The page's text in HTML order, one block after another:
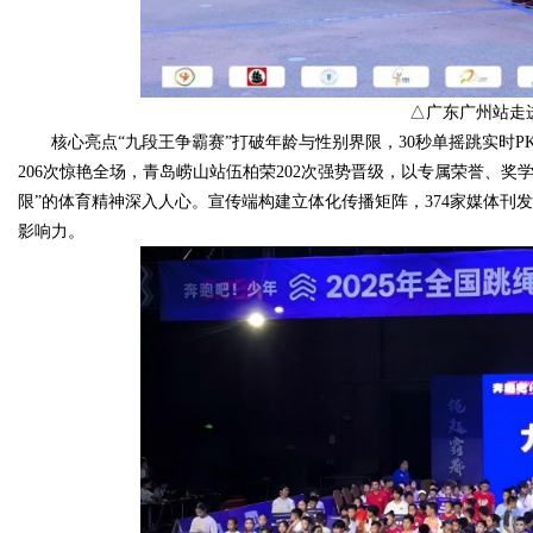
△广东广州站走
核心亮点“九段王争霸赛”打破年龄与性别界限，30秒单摇跳实时
206次惊艳全场，青岛崂山站伍柏荣202次强势晋级，以专属荣誉、
限”的体育精神深入人心。宣传端构建立体化传播矩阵，374家媒体刊
影响力。